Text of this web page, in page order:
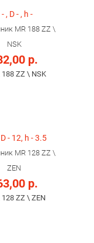
, D - , h -
MR 188 ZZ \
NSK
р.
188 ZZ \ NSK
- 12, h - 3.5
MR 128 ZZ \
ZEN
р.
128 ZZ \ ZEN